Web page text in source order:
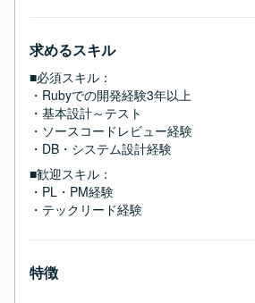
求めるスキル
■必須スキル：
・Rubyでの開発経験3年以上
・基本設計～テスト
・ソースコードレビュー経験
・DB・システム設計経験
■歓迎スキル：
・PL・PM経験
・テックリード経験
特徴